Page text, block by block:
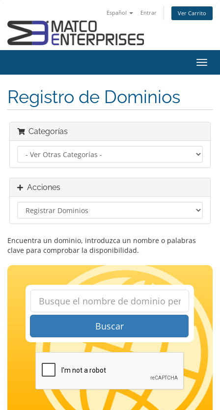
Español Entrar Ver Carrito
Registro de Dominios
Categorías
Acciones
Encuentra un dominio, introduzca un nombre o palabras
clave para comprobar la disponibilidad.
Buscar